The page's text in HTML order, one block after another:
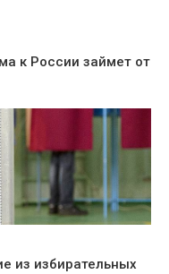
к России займет от
из избирательных